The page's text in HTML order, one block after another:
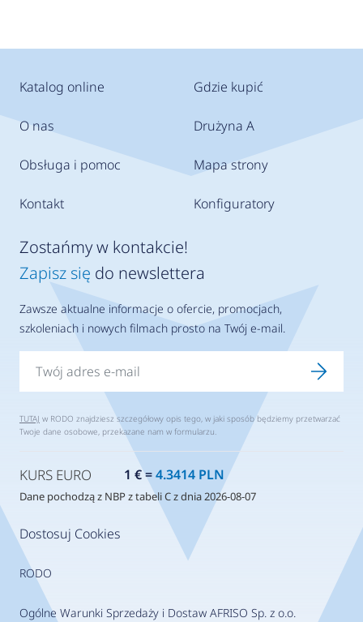
układy regulacyjne plus sprawdzone rozwiązania
w ekonomicznych cenach. Najważniejsze nowości
Zawór antyzamrożeniowy AAV
Katalog online
O nas
Obsługa i pomoc
Kontakt
Gdzie kupić
Drużyna A
Mapa strony
Konfiguratory
Dostosuj Cookies
RODO
Ogólne Warunki Sprzedaży i Dostaw AFRISO Sp. z o.o.
Zostańmy w kontakcie!
Zapisz się do newslettera
Zawsze aktualne informacje o ofercie, promocjach,
szkoleniach i nowych filmach prosto na Twój e-mail.
TUTAJ w RODO znajdziesz szczegółowy opis tego, w jaki sposób będziemy przetwarzać
Twoje dane osobowe, przekazane nam w formularzu.
KURS EURO 1 € =4.3414 PLN
Dane pochodzą z NBP z tabeli C z dnia 2026-08-07